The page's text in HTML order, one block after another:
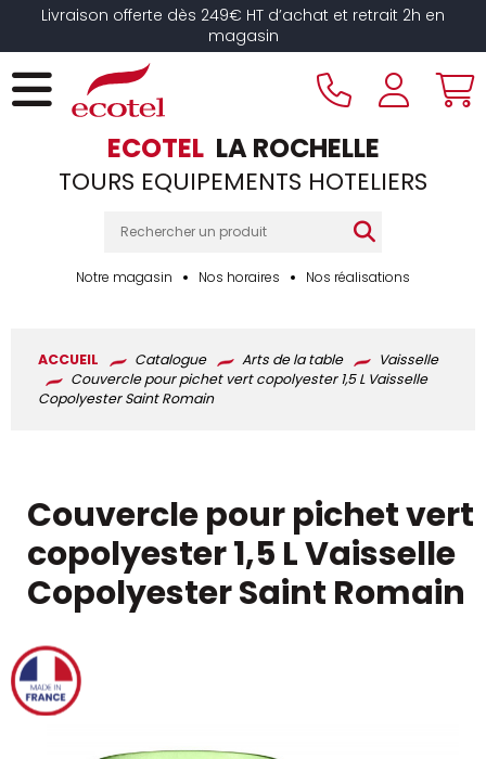
Livraison offerte dès 249€ HT d’achat et retrait 2h en
magasin
ECOTEL LA ROCHELLE
TOURS EQUIPEMENTS HOTELIERS
Notre magasin Nos horaires Nos réalisations
ACCUEIL Catalogue Arts de la table
Vaisselle
Couvercle pour pichet vert copolyester 1,5 L Vaisselle
Copolyester Saint Romain
Couvercle pour pichet vert
copolyester 1,5 L Vaisselle
Copolyester Saint Romain
Panneau de gestion des cookies